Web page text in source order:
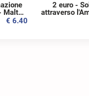
-
€ 6.40
2 euro -
attraverso
- 2016